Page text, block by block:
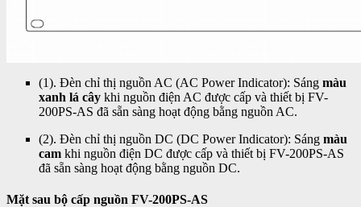
(1). Đèn chỉ thị nguồn AC (AC Power Indicator): Sáng màu
xanh lá cây khi nguồn điện AC được cấp và thiết bị FV-
200PS-AS đã sẵn sàng hoạt động bằng nguồn AC.
(2). Đèn chỉ thị nguồn DC (DC Power Indicator): Sáng màu
cam khi nguồn điện DC được cấp và thiết bị FV-200PS-AS
đã sẵn sàng hoạt động bằng nguồn DC.
Mặt sau bộ cấp nguồn FV-200PS-AS